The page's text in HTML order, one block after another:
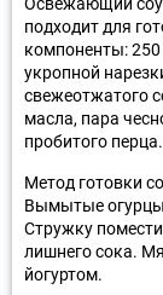
подходит для
компоненты: 250
укропной
свежеотжатого
масла, пара
пробитого перца.
Метод готовки
Вымытые огурцы
Стружку
лишнего сока.
йогуртом.